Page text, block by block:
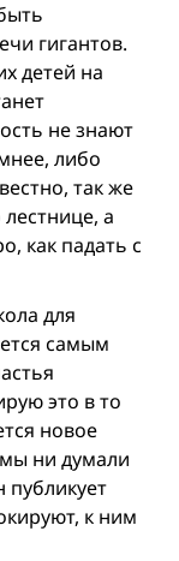
гигантов.
детей на
не знают
либо
так же
а
как падать с
для
самым
это в то
новое
ни думали
публикует
к ним